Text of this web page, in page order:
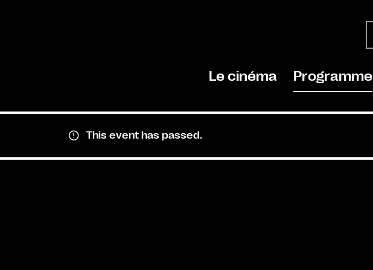
Le cinéma Programme
This event has passed.